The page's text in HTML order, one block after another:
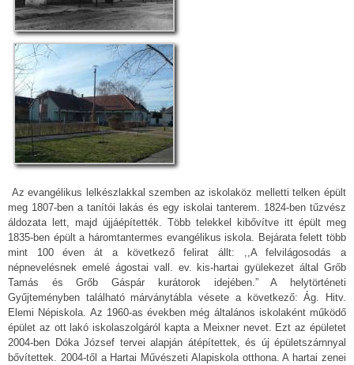
Az evangélikus lelkészlakkal szemben az iskolaköz melletti telken épült
meg 1807-ben a tanítói lakás és egy iskolai tanterem. 1824-ben tűzvész
áldozata lett, majd újjáépítették. Több telekkel kibővítve itt épült meg
1835-ben épült a háromtantermes evangélikus iskola. Bejárata felett több
mint 100 éven át a következő felirat állt: ,,A felvilágosodás a
népnevelésnek emelé ágostai vall. ev. kis-hartai gyülekezet által Grőb
Tamás és Grőb Gáspár kurátorok idejében.” A helytörténeti
Gyűjteményben található márványtábla vésete a következő: Ág. Hitv.
Elemi Népiskola. Az 1960-as években még általános iskolaként működő
épület az ott lakó iskolaszolgáról kapta a Meixner nevet. Ezt az épületet
2004-ben Dóka József tervei alapján átépítettek, és új épületszárnnyal
bővítettek. 2004-től a Hartai Művészeti Alapiskola otthona. A hartai zenei